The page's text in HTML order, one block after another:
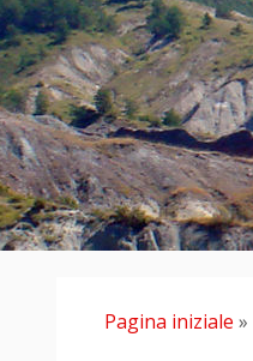
Pagina iniziale »